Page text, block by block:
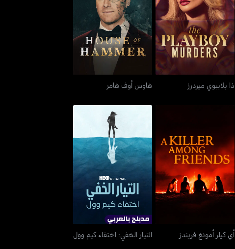
ذا بلايبوي ميردرز
ذا بلايبوي ميردرز
هاوس أوف هامر
هاوس أوف هامر
أي كيلر أمونغ فريندز
أي كيلر أمونغ فريندز
التيار الخفي: اختفاء كيم
التيار الخفي: اختفاء كيم وول